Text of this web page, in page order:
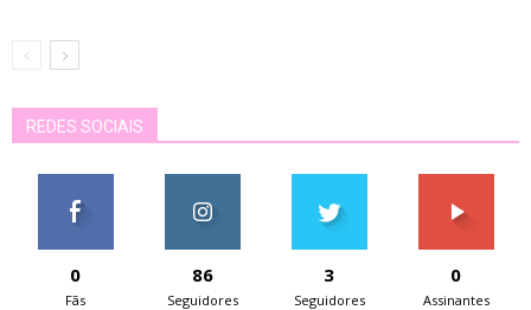
REDES SOCIAIS
0
Fãs
86
Seguidores
3
Seguidores
0
Assinantes